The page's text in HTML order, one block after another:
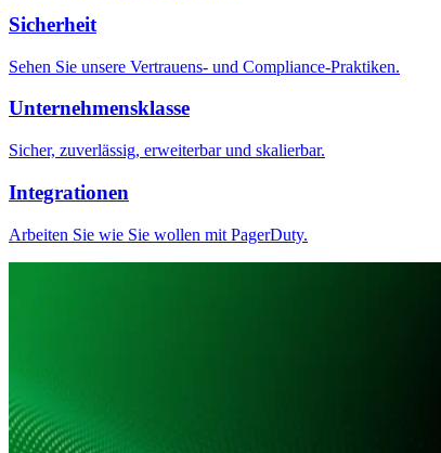
Sicherheit
Sehen Sie unsere Vertrauens- und Compliance-Praktiken.
Unternehmensklasse
Sicher, zuverlässig, erweiterbar und skalierbar.
Integrationen
Arbeiten Sie wie Sie wollen mit PagerDuty.